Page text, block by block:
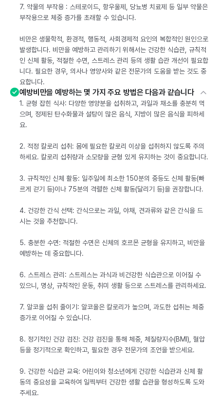
7. 약물의 부작용 : 스테로이드, 항우울제, 당뇨병 치료제 등 일부 약물은
부작용으로 체중 증가를 초래할 수 있습니다.
비만은 생물학적, 환경적, 행동적, 사회경제적 요인의 복합적인 원인으로
발생합니다. 비만을 예방하고 관리하기 위해서는 건강한 식습관, 규칙적
인 신체 활동, 적절한 수면, 스트레스 관리 등의 생활 습관 개선이 필요합
니다. 필요한 경우, 의사나 영양사와 같은 전문가의 도움을 받는 것도 중
요합니다.
예방비만을 예방하는 몇 가지 주요 방법은 다음과 같습니다
1. 균형 잡힌 식사: 다양한 영양분을 섭취하고, 과일과 채소를 충분히 먹
으며, 정제된 탄수화물과 설탕이 많은 음식, 지방이 많은 음식을 피하세
요.
2. 적정 칼로리 섭취: 몸에 필요한 칼로리 이상을 섭취하지 않도록 주의
하세요. 칼로리 섭취량과 소모량을 균형 있게 유지하는 것이 중요합니다.
3. 규칙적인 신체 활동: 일주일에 최소한 150분의 중등도 신체 활동(빠
르게 걷기 등)이나 75분의 격렬한 신체 활동(달리기 등)을 권장합니다.
4. 건강한 간식 선택: 간식으로는 과일, 야채, 견과류와 같은 간식을 드
시는 것을 추천합니다.
5. 충분한 수면: 적절한 수면은 신체의 호르몬 균형을 유지하고, 비만을
예방하는 데 중요합니다.
6. 스트레스 관리: 스트레스는 과식과 비건강한 식습관으로 이어질 수
있으니, 명상, 규칙적인 운동, 취미 생활 등으로 스트레스를 관리하세요.
7. 알코올 섭취 줄이기: 알코올은 칼로리가 높으며, 과도한 섭취는 체중
증가로 이어질 수 있습니다.
8. 정기적인 건강 검진: 건강 검진을 통해 체중, 체질량지수(BMI), 혈압
등을 정기적으로 확인하고, 필요한 경우 전문가의 조언을 받으세요.
9. 건강한 식습관 교육: 어린이와 청소년에게 건강한 식습관과 신체 활
동의 중요성을 교육하여 일찍부터 건강한 생활 습관을 형성하도록 도와
주세요.